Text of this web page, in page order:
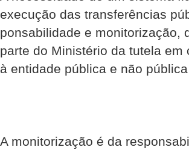
execução das transferências
ponsabilidade e monitorização,
parte do Ministério da tutela
à entidade pública e não
A monitorização é da